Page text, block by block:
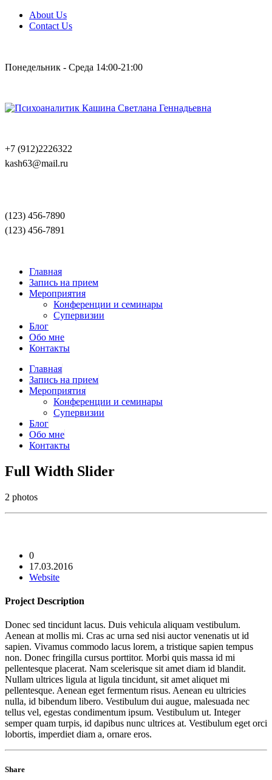
About Us
Contact Us
Понедельник - Среда 14:00-21:00
+7 (912)2226322
kash63@mail.ru
(123) 456-7890
(123) 456-7891
Главная
Запись на прием
Мероприятия
Конференции и семинары
Супервизии
Блог
Обо мне
Контакты
Главная
Запись на прием
Мероприятия
Конференции и семинары
Супервизии
Блог
Обо мне
Контакты
Full Width Slider
2 photos
0
17.03.2016
Website
Project Description
Donec sed tincidunt lacus. Duis vehicula aliquam vestibulum.
Aenean at mollis mi. Cras ac urna sed nisi auctor venenatis ut id
sapien. Vivamus commodo lacus lorem, a tristique sapien tempus
non. Donec fringilla cursus porttitor. Morbi quis massa id mi
pellentesque placerat. Nam scelerisque sit amet diam id blandit.
Nullam ultrices ligula at ligula tincidunt, sit amet aliquet mi
pellentesque. Aenean eget fermentum risus. Aenean eu ultricies
nulla, id bibendum libero. Vestibulum dui augue, malesuada nec
tellus vel, egestas condimentum ipsum. Vestibulum ut. Integer
semper quam turpis, id dapibus nunc ultrices at. Vestibulum eget orci
lobortis, imperdiet diam a, ornare eros.
Share